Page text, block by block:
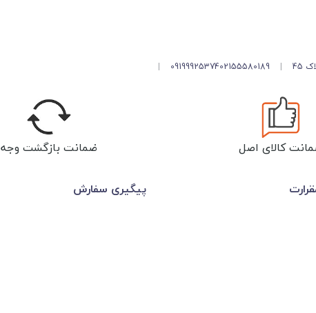
|
02155580189
09199925374
|
کالای اصل ضمانت بازگشت وجه
پیگیری سفارش